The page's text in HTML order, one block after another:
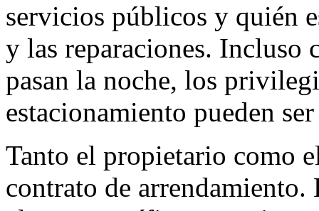
servicios públicos y quién
y las reparaciones. Incluso
pasan la noche, los
estacionamiento pueden
Tanto el propietario como
contrato de